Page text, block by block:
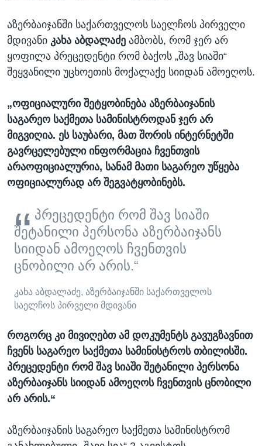
აზერბაიჯანში საქართველოს საელჩოს პირველი
მდივანი კახა აბდალაძე ამბობს, რომ ჯერ არ
ყოფილა პრეცედენტი რომ ბაქოს „შავ სიაში“
შეყვანილი უცხოეთის მოქალაქე სიიდან ამოეღოს.
„ოფიციალური შეტყობინება აზერბაიჯანის
საგარეო საქმეთა სამინისტროდან ჯერ არ
მიგვიღია. ეს საუბარი, მათ შორის ინტერნეტში
გავრცელებული ინფორმაცია ჩვენთვის
არაოფიციალურია, სანამ მათი საგარეო უწყება
ოფიციალურად არ შეგვატყობინებს.
პრეცედენტი რომ შავ სიაში
შეტანილი პერსონა აზერბაიჯანს
სიიდან ამოეღოს ჩვენთვის
ცნობილი არ არის.“
კახა აბდალაძე, აზერბაიჯანში საქართველოს
საელჩოს პირველი მდივანი
როგორც კი მივიღებთ ამ დოკუმენტს გავუგზავნით
ჩვენს საგარეო საქმეთა სამინისტროს თბილისში.
პრეცედენტი რომ შავ სიაში შეტანილი პერსონა
აზერბაიჯანს სიიდან ამოეღოს ჩვენთვის ცნობილი
არ არის.“
აზერბაიჯანის საგარეო საქმეთა სამინისტრომ